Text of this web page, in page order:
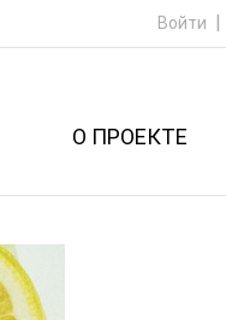
Войти
О ПРОЕКТЕ